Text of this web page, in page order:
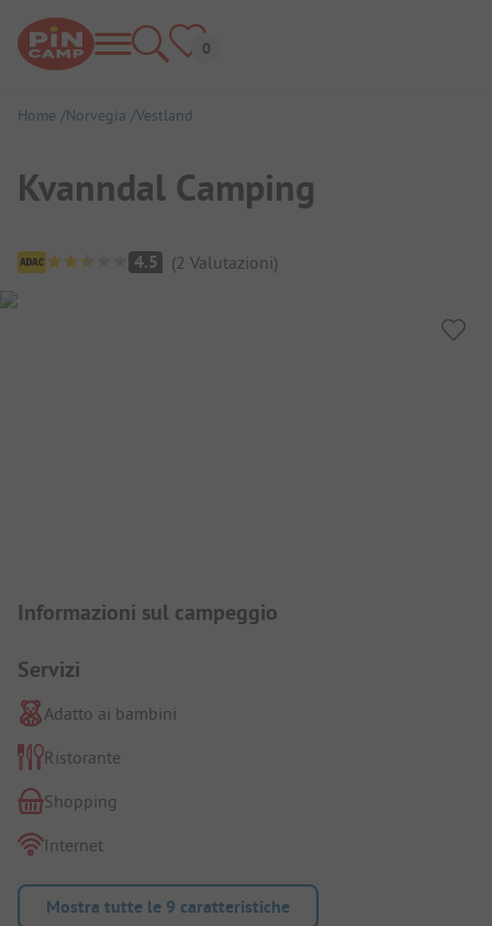
Home Norvegia Vestland
Kvanndal Camping
Panoramica del campeggio
4.5 (2 Valutazioni)
Informazioni sul campeggio
Servizi
Adatto ai bambini
Ristorante
Shopping
Internet
Mostra tutte le 9 caratteristiche